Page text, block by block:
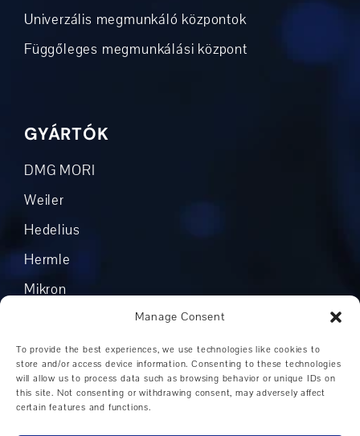
Manage Consent
To provide the best experiences, we use technologies like cookies to
store and/or access device information. Consenting to these technologies
will allow us to process data such as browsing behavior or unique IDs on
this site. Not consenting or withdrawing consent, may adversely affect
certain features and functions.
Univerzális megmunkáló központok
Függőleges megmunkálási központ
GYÁRTÓK
DMG MORI
Weiler
Hedelius
Hermle
Mikron
Boehringer
Grob
Egyéb gyártók